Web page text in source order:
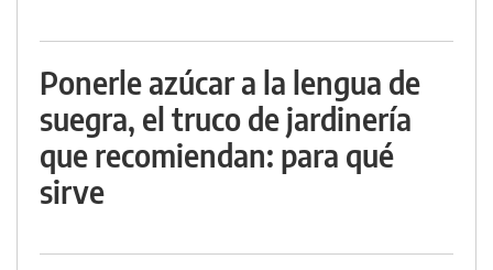
Ponerle azúcar a la lengua de
suegra, el truco de jardinería
que recomiendan: para qué
sirve